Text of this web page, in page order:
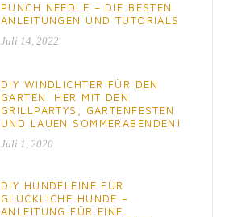
PUNCH NEEDLE – DIE BESTEN
ANLEITUNGEN UND TUTORIALS
Juli 14, 2022
DIY WINDLICHTER FÜR DEN
GARTEN. HER MIT DEN
GRILLPARTYS, GARTENFESTEN
UND LAUEN SOMMERABENDEN!
Juli 1, 2020
DIY HUNDELEINE FÜR
GLÜCKLICHE HUNDE –
ANLEITUNG FÜR EINE